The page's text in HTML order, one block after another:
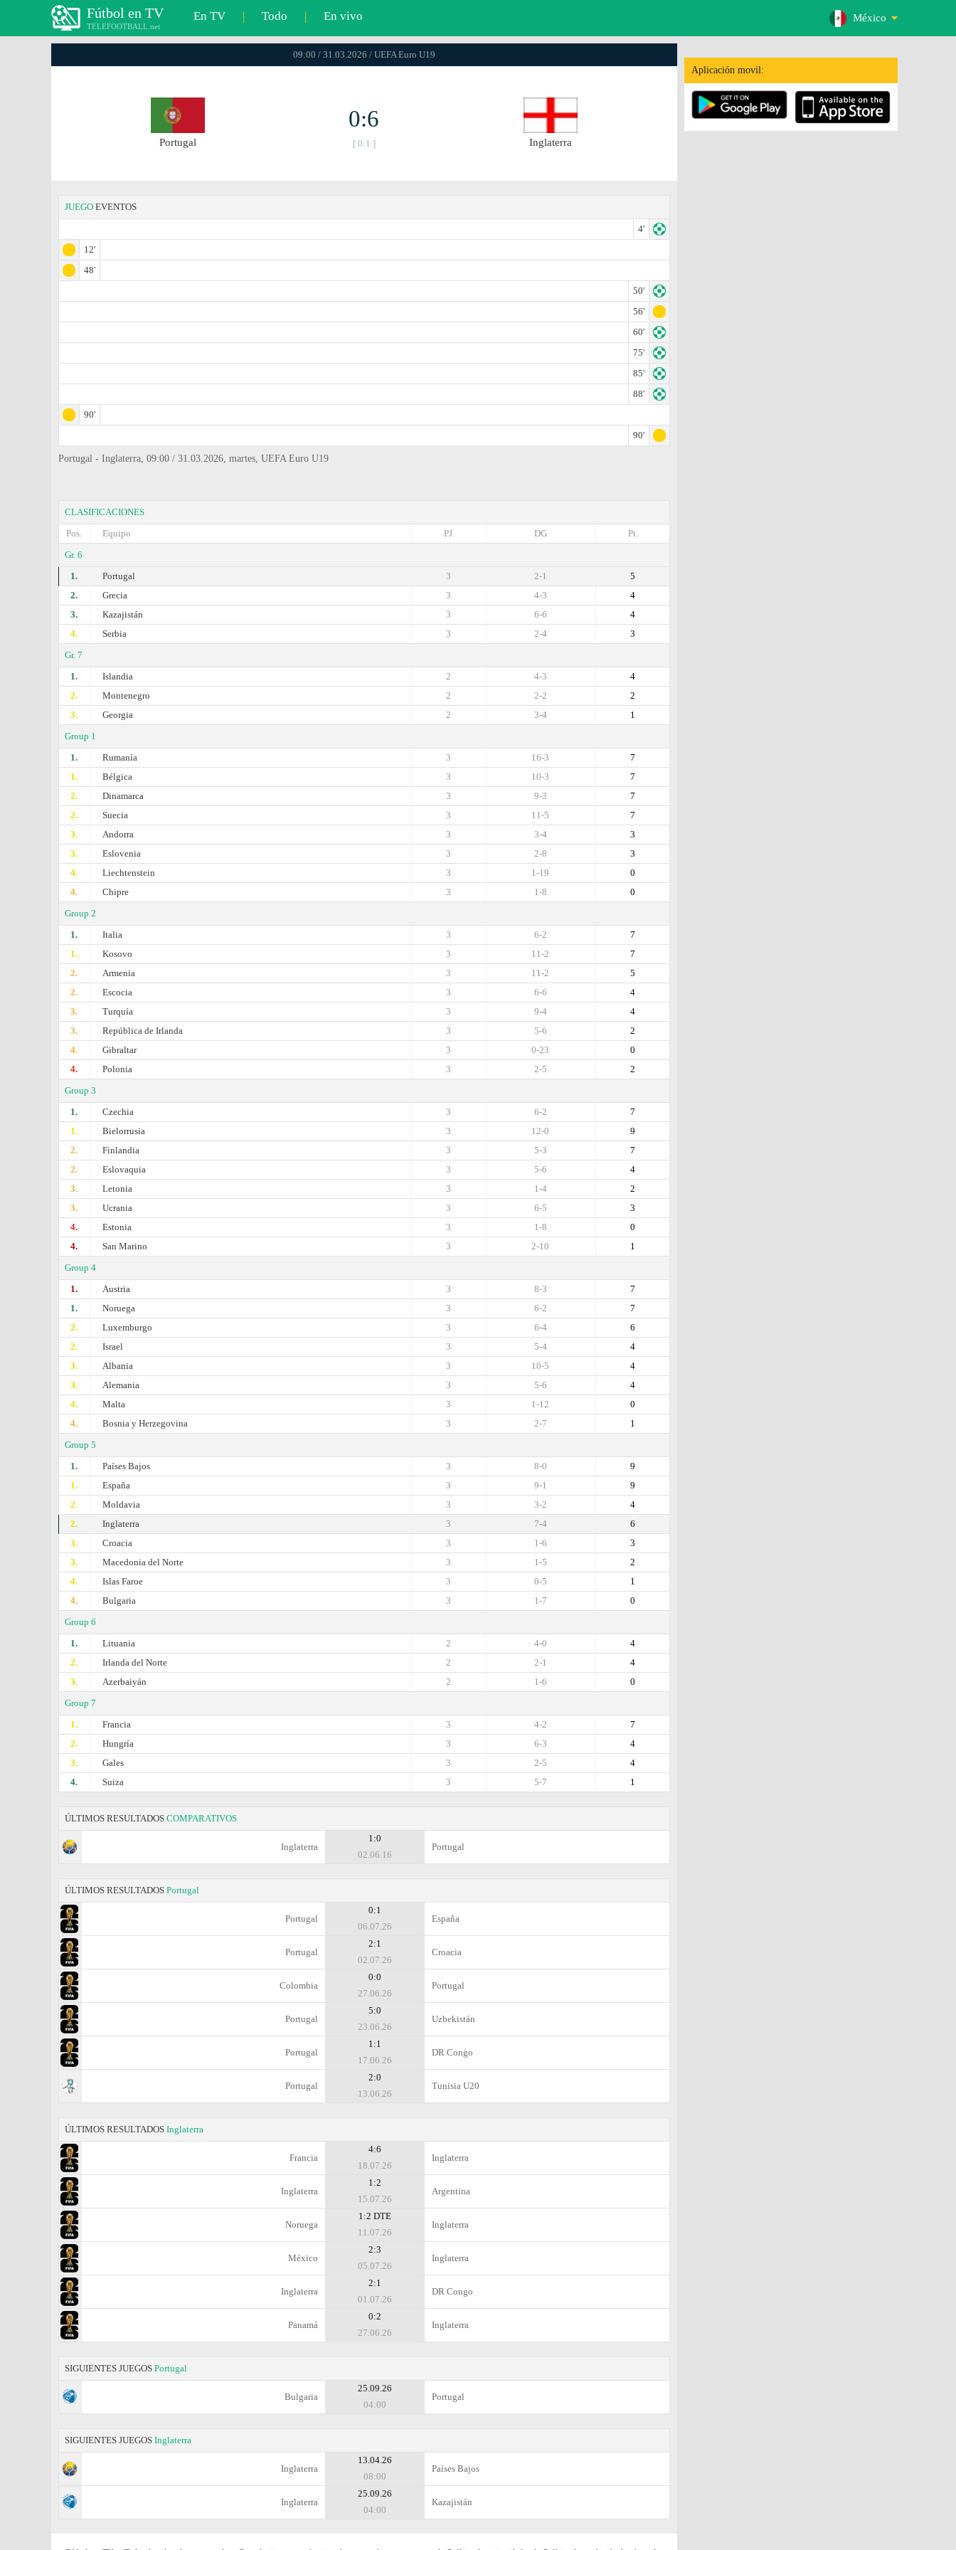
Fútbol en TV
TELEFOOTBALL.net
En TV | Todo | En vivo México
Aplicación movil:
09:00 / 31.03.2026 / UEFA Euro U19
Portugal
0:6
[ 0:1 ] Inglaterra
JUEGO EVENTOS
4'
12'
48'
50'
56'
60'
75'
85'
88'
90'
90'
Portugal - Inglaterra, 09:00 / 31.03.2026, martes, UEFA Euro U19
CLASIFICACIONES
Pos.
Equipo Pt.
DG
PJ
Gr. 6
1.
Portugal 5
2-1
3
2.
Grecia 4
4-3
3
3.
Kazajistán 4
6-6
3
4.
Serbia 3
2-4
3
Gr. 7
1.
Islandia 4
4-3
2
2.
Montenegro 2
2-2
2
3.
Georgia 1
3-4
2
Group 1
1.
Rumanía 7
16-3
3
1.
Bélgica 7
10-3
3
2.
Dinamarca 7
9-3
3
2.
Suecia 7
11-5
3
3.
Andorra 3
3-4
3
3.
Eslovenia 3
2-8
3
4.
Liechtenstein 0
1-19
3
4.
Chipre 0
1-8
3
Group 2
1.
Italia 7
6-2
3
1.
Kosovo 7
11-2
3
2.
Armenia 5
11-2
3
2.
Escocia 4
6-6
3
3.
Turquía 4
9-4
3
3.
República de Irlanda 2
5-6
3
4.
Gibraltar 0
0-23
3
4.
Polonia 2
2-5
3
Group 3
1.
Czechia 7
6-2
3
1.
Bielorrusia 9
12-0
3
2.
Finlandia 7
5-3
3
2.
Eslovaquia 4
5-6
3
3.
Letonia 2
1-4
3
3.
Ucrania 3
6-5
3
4.
Estonia 0
1-8
3
4.
San Marino 1
2-10
3
Group 4
1.
Austria 7
8-3
3
1.
Noruega 7
6-2
3
2.
Luxemburgo 6
6-4
3
2.
Israel 4
5-4
3
3.
Albania 4
10-5
3
3.
Alemania 4
5-6
3
4.
Malta 0
1-12
3
4.
Bosnia y Herzegovina 1
2-7
3
Group 5
1.
Países Bajos 9
8-0
3
1.
España 9
9-1
3
2.
Moldavia 4
3-2
3
2.
Inglaterra 6
7-4
3
3.
Croacia 3
1-6
3
3.
Macedonia del Norte 2
1-5
3
4.
Islas Faroe 1
0-5
3
4.
Bulgaria 0
1-7
3
Group 6
1.
Lituania 4
4-0
2
2.
Irlanda del Norte 4
2-1
2
3.
Azerbaiyán 0
1-6
2
Group 7
1.
Francia 7
4-2
3
2.
Hungría 4
6-3
3
3.
Gales 4
2-5
3
4.
Suiza 1
5-7
3
ÚLTIMOS RESULTADOS COMPARATIVOS
Inglaterra
1:0
02.06.16
Portugal
ÚLTIMOS RESULTADOS Portugal
Portugal
0:1
06.07.26
España
Portugal
2:1
02.07.26
Croacia
Colombia
0:0
27.06.26
Portugal
Portugal
5:0
23.06.26
Uzbekistán
Portugal
1:1
17.06.26
DR Congo
Portugal
2:0
13.06.26
Tunisia U20
ÚLTIMOS RESULTADOS Inglaterra
Francia
4:6
18.07.26
Inglaterra
Inglaterra
1:2
15.07.26
Argentina
Noruega
1:2 DTE
11.07.26
Inglaterra
México
2:3
05.07.26
Inglaterra
Inglaterra
2:1
01.07.26
DR Congo
Panamá
0:2
27.06.26
Inglaterra
SIGUIENTES JUEGOS Portugal
Bulgaria
25.09.26
04:00
Portugal
SIGUIENTES JUEGOS Inglaterra
Inglaterra
13.04.26
08:00
Países Bajos
Inglaterra
25.09.26
04:00
Kazajistán